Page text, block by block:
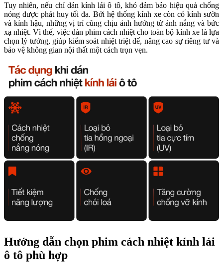
Tuy nhiên, nếu chỉ dán kính lái ô tô, khó đảm bảo hiệu quả chống
nóng được phát huy tối đa. Bởi hệ thống kính xe còn có kính sườn
và kính hậu, những vị trí cũng chịu ảnh hưởng từ ánh nắng và bức
xạ nhiệt. Vì thế, việc dán phim cách nhiệt cho toàn bộ kính xe là lựa
chọn lý tưởng, giúp kiểm soát nhiệt triệt để, nâng cao sự riêng tư và
bảo vệ không gian nội thất một cách trọn vẹn.
Hướng dẫn chọn phim cách nhiệt kính lái
ô tô phù hợp